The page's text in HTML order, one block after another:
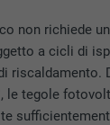
non richiede
a cicli di
riscaldamento.
le tegole